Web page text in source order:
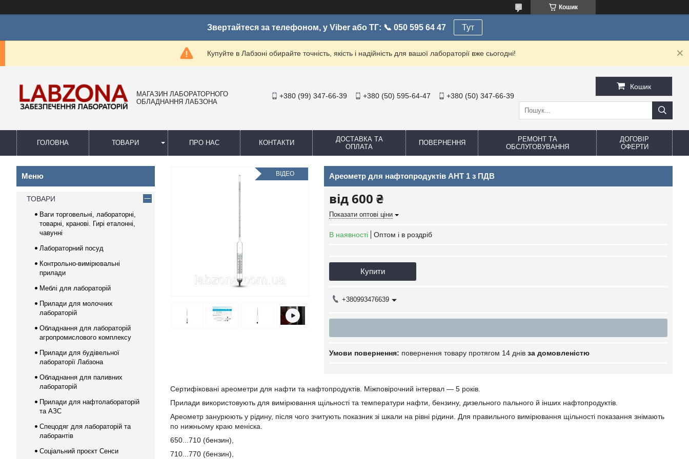
Кошик
Звертайтеся за телефоном, у Viber або ТГ: 📞 050 595 64 47 Тут
Купуйте в Лабзоні обирайте точність, якість і надійність для вашої лабораторії вже сьогодні!
МАГАЗИН ЛАБОРАТОРНОГО
ОБЛАДНАННЯ ЛАБЗОНА
+380 (99) 347-66-39 +380 (50) 595-64-47 +380 (50) 347-66-39
Кошик
ГОЛОВНА ТОВАРИ ПРО НАС КОНТАКТИ
ДОСТАВКА ТА
ОПЛАТА
ПОВЕРНЕННЯ
РЕМОНТ ТА
ОБСЛУГОВУВАННЯ
ДОГОВІР
ОФЕРТИ
ВІДЕО Ареометр для нафтопродуктів АНТ 1 з ПДВ
від600 ₴
Показати оптові ціни
В наявності Оптом і в роздріб
Купити
+380993476639
повернення товару протягом 14 днів за домовленістю
Сертифіковані ареометри для нафти та нафтопродуктів. Міжповірочний інтервал — 5 років.
Прилади використовують для вимірювання щільності та температури нафти, бензину, дизельного пального й інших нафтопродуктів.
Ареометр занурюють у рідину, після чого зчитують показник зі шкали на рівні рідини. Для правильного вимірювання щільності показання знімають
по нижньому краю меніска.
650...710 (бензин),
710...770 (бензин),
ТОВАРИ
Ваги торговельні, лабораторні,
товарні, кранові. Гирі еталонні,
чавунні
Лабораторний посуд
Контрольно-вимірювальні
прилади
Меблі для лабораторій
Прилади для молочних
лабораторій
Обладнання для лабораторій
агропромислового комплексу
Прилади для будівельної
лабораторії Лабзона
Обладнання для паливних
лабораторій
Прилади для нафтолабораторій
та АЗС
Спецодяг для лабораторій та
лаборантів
Соціальний проєкт Сенси